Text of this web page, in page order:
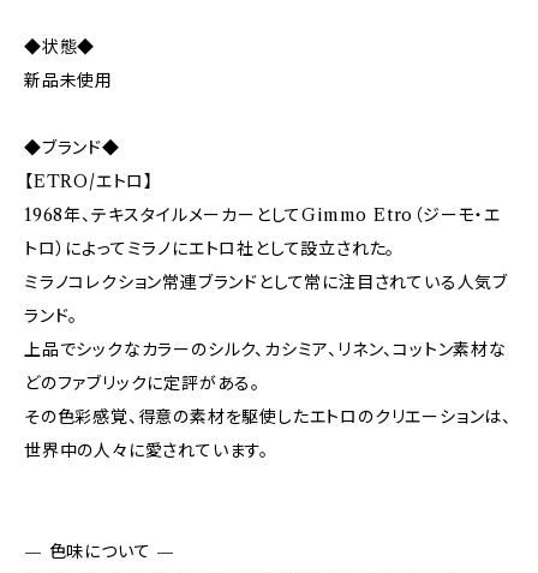
◆状態◆
新品未使用
◆ブランド◆
【ETRO/エトロ】
1968年、テキスタイルメーカーとしてGimmo Etro（ジーモ・エ
トロ）によってミラノにエトロ社として設立された。
ミラノコレクション常連ブランドとして常に注目されている人気ブ
ランド。
上品でシックなカラーのシルク、カシミア、リネン、コットン素材な
どのファブリックに定評がある。
その色彩感覚、得意の素材を駆使したエトロのクリエーションは、
世界中の人々に愛されています。
— 色味について —